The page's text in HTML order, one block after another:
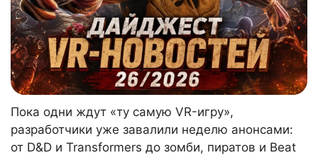
Пока одни ждут «ту самую VR-игру»,
разработчики уже завалили неделю анонсами:
от D&D и Transformers до зомби, пиратов и Beat